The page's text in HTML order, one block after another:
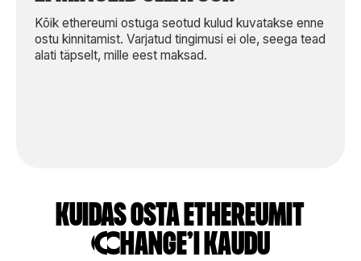
Kõik ethereumi ostuga seotud kulud kuvatakse enne
ostu kinnitamist. Varjatud tingimusi ei ole, seega tead
alati täpselt, mille eest maksad.
kuidas osta ethereumit
Change’i kaudu